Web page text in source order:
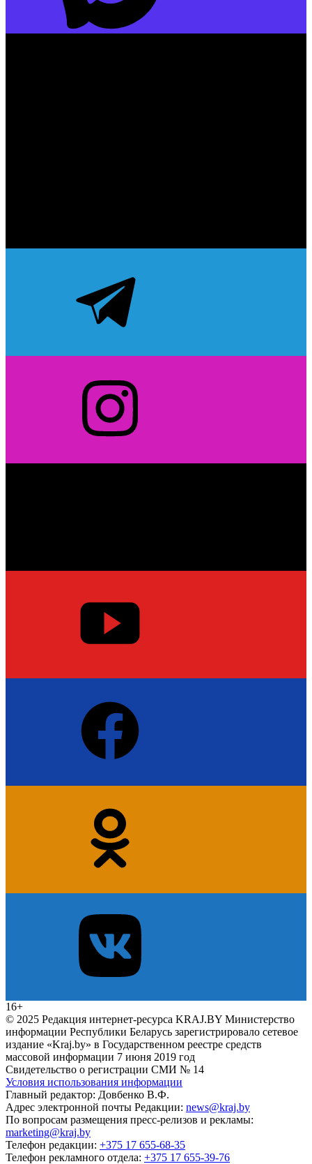
16+
© 2025 Редакция интернет-ресурса KRAJ.BY Министерство
информации Республики Беларусь зарегистрировало сетевое
издание «Kraj.by» в Государственном реестре средств
массовой информации 7 июня 2019 год
Свидетельство о регистрации СМИ № 14
Условия использования информации
Главный редактор: Довбенко В.Ф.
Адрес электронной почты Редакции: news@kraj.by
По вопросам размещения пресс-релизов и рекламы:
marketing@kraj.by
Телефон редакции: +375 17 655-68-35
Телефон рекламного отдела: +375 17 655-39-76